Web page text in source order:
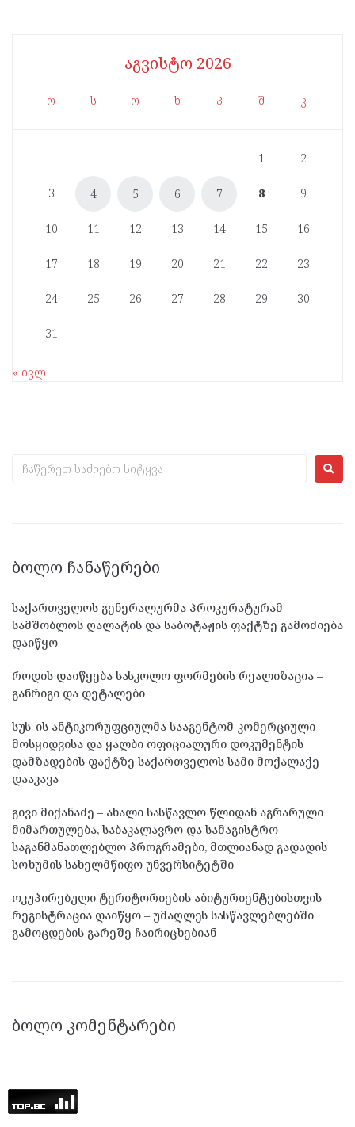
აგვისტო 2026
ო ს ო ხ პ შ კ
1 2
3 4 5 6 7 8 9
10 11 12 13 14 15 16
17 18 19 20 21 22 23
24 25 26 27 28 29 30
31
« ივლ
ᲑᲝᲚᲝ ᲩᲐᲜᲐᲬᲔᲠᲔᲑᲘ
საქართველოს გენერალურმა პროკურატურამ
სამშობლოს ღალატის და საბოტაჟის ფაქტზე გამოძიება
დაიწყო
როდის დაიწყება სასკოლო ფორმების რეალიზაცია –
განრიგი და დეტალები
სუს-ის ანტიკორუფციულმა სააგენტომ კომერციული
მოსყიდვისა და ყალბი ოფიციალური დოკუმენტის
დამზადების ფაქტზე საქართველოს სამი მოქალაქე
დააკავა
გივი მიქანაძე – ახალი სასწავლო წლიდან აგრარული
მიმართულება, საბაკალავრო და სამაგისტრო
საგანმანათლებლო პროგრამები, მთლიანად გადადის
სოხუმის სახელმწიფო უნვერსიტეტში
ოკუპირებული ტერიტორიების აბიტურიენტებისთვის
რეგისტრაცია დაიწყო – უმაღლეს სასწავლებლებში
გამოცდების გარეშე ჩაირიცხებიან
ᲑᲝᲚᲝ ᲙᲝᲛᲔᲜᲢᲐᲠᲔᲑᲘ